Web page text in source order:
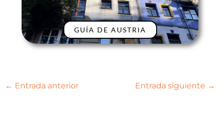
GUÍA DE AUSTRIA
← Entrada anterior Entrada siguiente →